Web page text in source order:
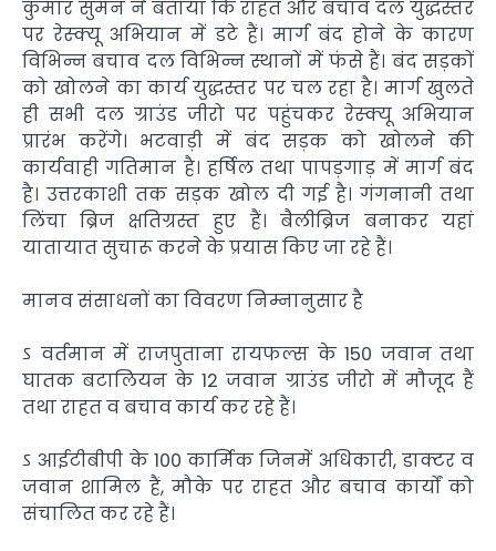
कुमार सुमन ने बताया कि राहत और बचाव दल युद्धस्तर
पर रेस्क्यू अभियान में डटे हैं। मार्ग बंद होने के कारण
विभिन्न बचाव दल विभिन्न स्थानों में फंसे हैं। बंद सड़कों
को खोलने का कार्य युद्धस्तर पर चल रहा है। मार्ग खुलते
ही सभी दल ग्राउंड जीरो पर पहुंचकर रेस्क्यू अभियान
प्रारंभ करेंगे। भटवाड़ी में बंद सड़क को खोलने की
कार्यवाही गतिमान है। हर्षिल तथा पापड़गाड़ में मार्ग बंद
है। उत्तरकाशी तक सड़क खोल दी गई है। गंगनानी तथा
लिंचा ब्रिज क्षतिग्रस्त हुए हैं। बैलीब्रिज बनाकर यहां
यातायात सुचारू करने के प्रयास किए जा रहे हैं।
मानव संसाधनों का विवरण निम्नानुसार है
ऽ वर्तमान में राजपुताना रायफल्स के 150 जवान तथा
घातक बटालियन के 12 जवान ग्राउंड जीरो में मौजूद हैं
तथा राहत व बचाव कार्य कर रहे हैं।
ऽ आईटीबीपी के 100 कार्मिक जिनमें अधिकारी, डाक्टर व
जवान शामिल हैं, मौके पर राहत और बचाव कार्यों को
संचालित कर रहे हैं।